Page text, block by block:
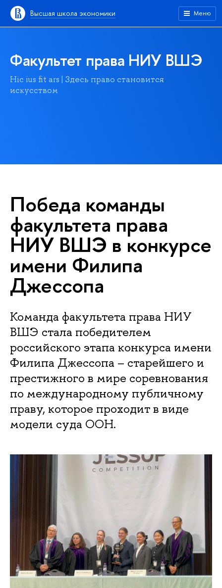
Высшая школа экономики Меню
Факультет права НИУ ВШЭ
Hic ius fit ars | Здесь право становится
искусством
Победа команды
факультета права
НИУ ВШЭ в конкурсе
имени Филипа
Джессопа
Команда факультета права НИУ
ВШЭ стала победителем
российского этапа конкурса имени
Филипа Джессопа – старейшего и
престижного в мире соревнования
по международному публичному
праву, которое проходит в виде
модели суда ООН.